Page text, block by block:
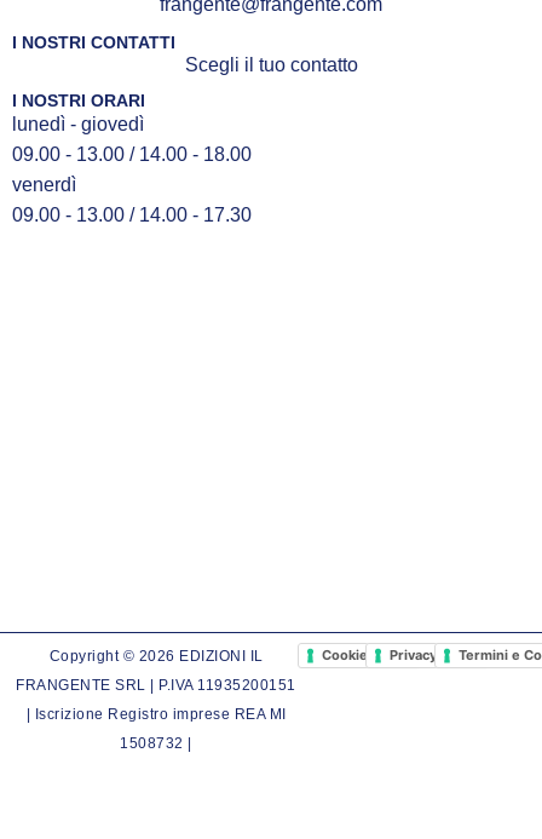
I NOSTRI CONTATTI
Scegli il tuo contatto
I NOSTRI ORARI
lunedì - giovedì
09.00 - 13.00 / 14.00 - 18.00
venerdì
09.00 - 13.00 / 14.00 - 17.30
Copyright © 2026 EDIZIONI IL
FRANGENTE SRL | P.IVA 11935200151
| Iscrizione Registro imprese REA MI
1508732 |
Cookie PolicyPrivacy PolicyTermini e